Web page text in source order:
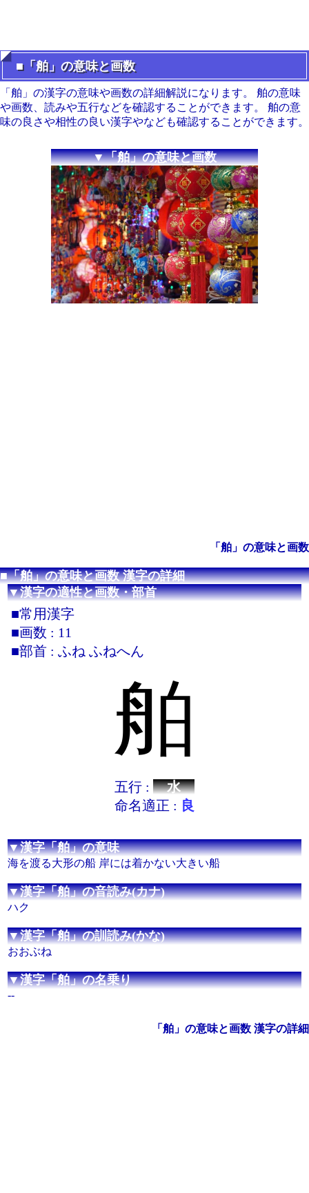
■「舶」の意味と画数
「舶」の漢字の意味や画数の詳細解説になります。 舶の意味
や画数、読みや五行などを確認することができます。 舶の意
味の良さや相性の良い漢字やなども確認することができます。
▼「舶」の意味と画数
「舶」の意味と画数
■「舶」の意味と画数 漢字の詳細
▼漢字の適性と画数・部首
■常用漢字
■画数 : 11
■部首 : ふね ふねへん
舶
五行 : 水
命名適正 : 良
▼漢字「舶」の意味
海を渡る大形の船 岸には着かない大きい船
▼漢字「舶」の音読み(カナ)
ハク
▼漢字「舶」の訓読み(かな)
おおぶね
▼漢字「舶」の名乗り
--
「舶」の意味と画数 漢字の詳細